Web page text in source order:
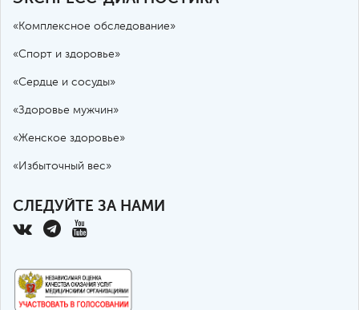
«Комплексное обследование»
«Спорт и здоровье»
«Сердце и сосуды»
«Здоровье мужчин»
«Женское здоровье»
«Избыточный вес»
СЛЕДУЙТЕ ЗА НАМИ